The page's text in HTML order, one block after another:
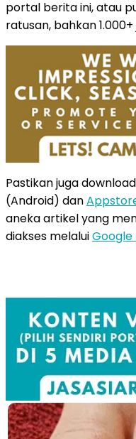
portal berita ini, atau
ratusan, bahkan
Pastikan juga
(Android) dan
aneka artikel yang
diakses melaluiGoogle